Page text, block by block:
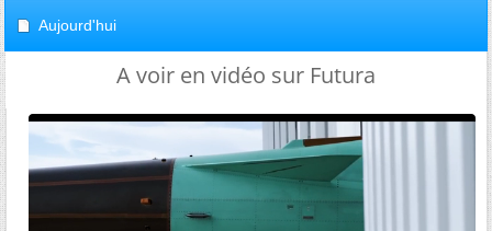
Aujourd'hui
A voir en vidéo sur Futura